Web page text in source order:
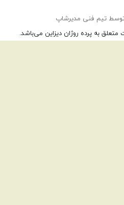
تیم فنی مدیرشاپ
به پرده روژان دیزاین می‌باشد.